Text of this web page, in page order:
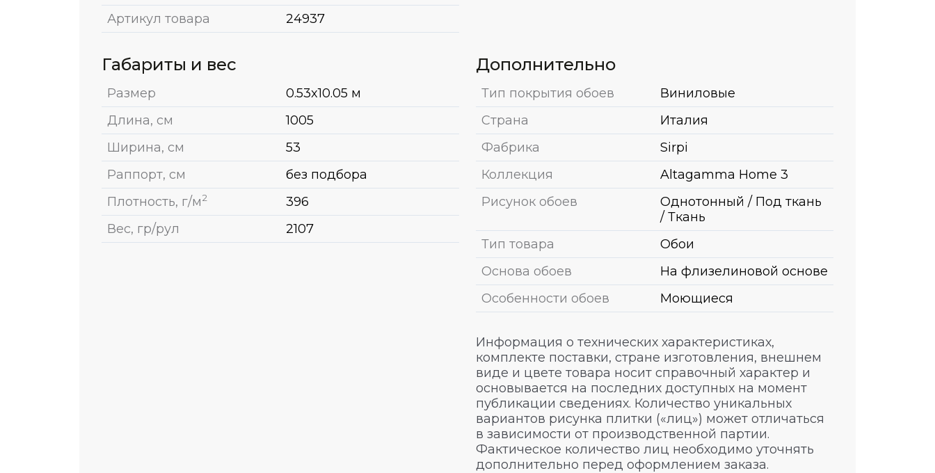
Артикул товара
24937
Габариты и вес
Размер
0.53x10.05 м
Длина, см
1005
Ширина, см
53
Раппорт, см
без подбора
Плотность, г/м2
396
Вес, гр/рул
2107
Дополнительно
Тип покрытия обоев
Виниловые
Страна
Италия
Фабрика
Sirpi
Коллекция
Altagamma Home 3
Рисунок обоев
Однотонный / Под ткань
/ Ткань
Тип товара
Обои
Основа обоев
На флизелиновой основе
Особенности обоев
Моющиеся
Информация о технических характеристиках,
комплекте поставки, стране изготовления, внешнем
виде и цвете товара носит справочный характер и
основывается на последних доступных на момент
публикации сведениях. Количество уникальных
вариантов рисунка плитки («лиц») может отличаться
в зависимости от производственной партии.
Фактическое количество лиц необходимо уточнять
дополнительно перед оформлением заказа.